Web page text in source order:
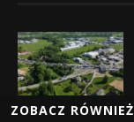
ZOBACZ RÓWNIEŻ